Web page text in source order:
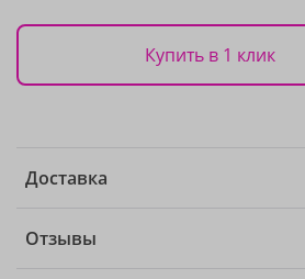
Купить в 1 клик
Доставка
Отзывы